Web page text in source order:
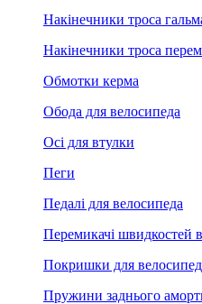
Накінечники троса
Накінечники троса
Обмотки керма
Обода для велосипеда
Осі для втулки
Пеги
Педалі для велосипеда
Перемикачі швидкостей
Покришки для
Пружини заднього